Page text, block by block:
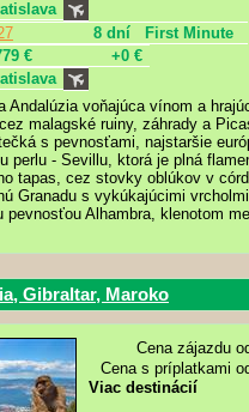
8 dní
First Minute
€
+0 €
Andalúzia voňajúca vínom a
malagské ruiny, záhrady a
s pevnosťami, najstaršie
perlu - Sevillu, ktorá je plná
tapas, cez stovky oblúkov v
Granadu s vykúkajúcimi
pevnosťou Alhambra, klenotom
Gibraltar, Maroko
Cena zájazdu
Cena s príplatkami
Viac destinácií